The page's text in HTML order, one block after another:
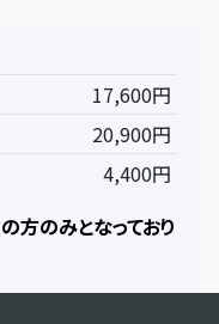
17,600円
20,900円
4,400円
方のみとなっており